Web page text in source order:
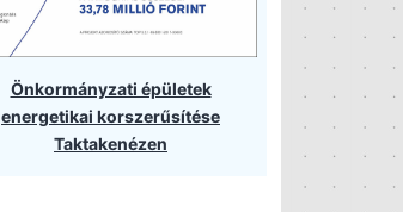
Önkormányzati épületek
energetikai korszerűsítése
Taktakenézen